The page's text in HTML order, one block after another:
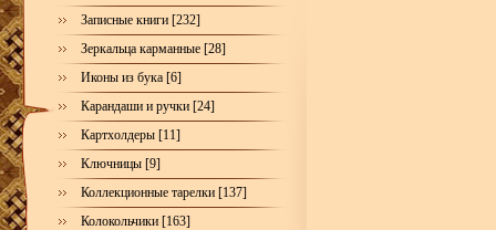
Записные книги [232]
Зеркальца карманные [28]
Иконы из бука [6]
Карандаши и ручки [24]
Картхолдеры [11]
Ключницы [9]
Коллекционные тарелки [137]
Колокольчики [163]